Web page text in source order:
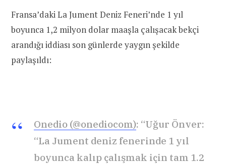
Fransa’daki La Jument Deniz Feneri’nde 1 yıl
boyunca 1,2 milyon dolar maaşla çalışacak bekçi
arandığı iddiası son günlerde yaygın şekilde
paylaşıldı:
Onedio (@onediocom): “Uğur Önver:
“La Jument deniz fenerinde 1 yıl
boyunca kalıp çalışmak için tam 1.2